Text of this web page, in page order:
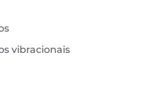
vibracionais